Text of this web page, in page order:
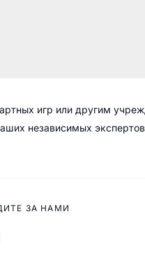
игр или другим
независимых
ЗА НАМИ